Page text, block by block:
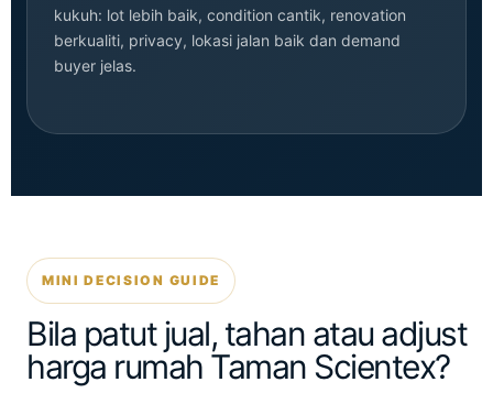
kukuh: lot lebih baik, condition cantik, renovation
berkualiti, privacy, lokasi jalan baik dan demand
buyer jelas.
MINI DECISION GUIDE
Bila patut jual, tahan atau adjust
harga rumah Taman Scientex?